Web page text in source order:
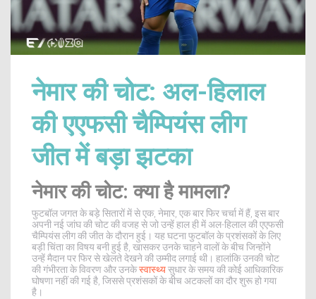
नेमार की चोट: अल-हिलाल
की एएफसी चैम्पियंस लीग
जीत में बड़ा झटका
नेमार की चोट: क्या है मामला?
फुटबॉल जगत के बड़े सितारों में से एक, नेमार, एक बार फिर चर्चा में हैं, इस बार
अपनी नई जांघ की चोट की वजह से जो उन्हें हाल ही में अल-हिलाल की एएफसी
चैम्पियंस लीग की जीत के दौरान हुई। यह घटना फुटबॉल के प्रशंसकों के लिए
बड़ी चिंता का विषय बनी हुई है, खासकर उनके चाहने वालों के बीच जिन्होंने
उन्हें मैदान पर फिर से खेलते देखने की उम्मीद लगाई थी। हालांकि उनकी चोट
की गंभीरता के विवरण और उनकेस्वास्थ्यसुधार के समय की कोई आधिकारिक
घोषणा नहीं की गई है, जिससे प्रशंसकों के बीच अटकलों का दौर शुरू हो गया
है।